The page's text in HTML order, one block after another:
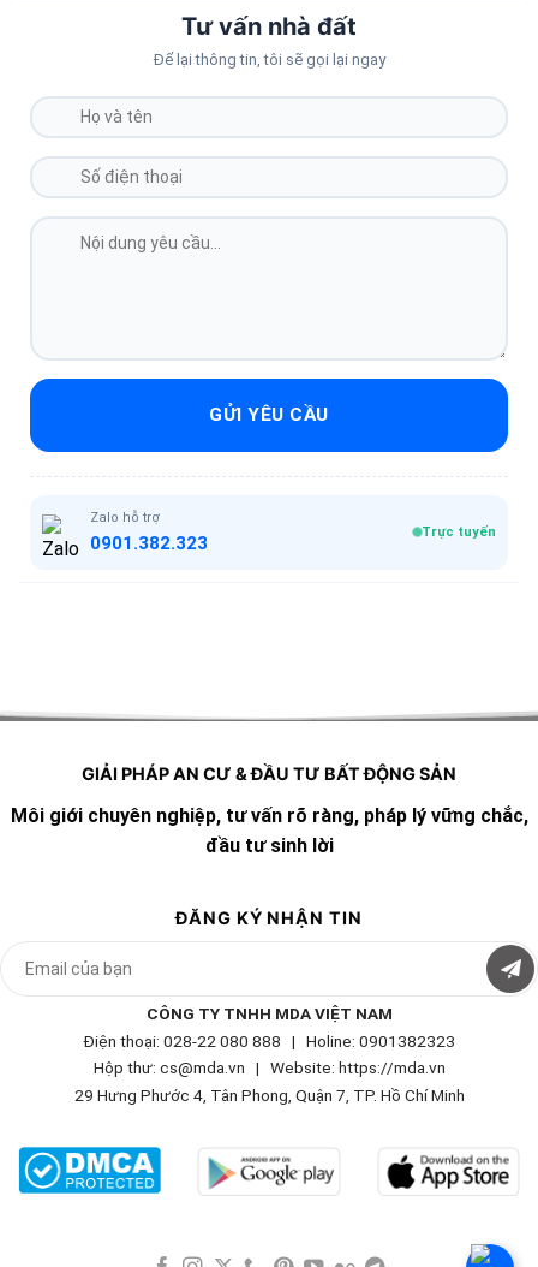
Tư vấn nhà đất
Để lại thông tin, tôi sẽ gọi lại ngay
GỬI YÊU CẦU
Zalo hỗ trợ
0901.382.323 Trực tuyến
GIẢI PHÁP AN CƯ & ĐẦU TƯ BẤT ĐỘNG SẢN
Môi giới chuyên nghiệp, tư vấn rõ ràng, pháp lý vững chắc,
đầu tư sinh lời
ĐĂNG KÝ NHẬN TIN
CÔNG TY TNHH MDA VIỆT NAM
Điện thoại: 028-22 080 888 | Holine: 0901382323
Hộp thư: cs@mda.vn | Website: https://mda.vn
29 Hưng Phước 4, Tân Phong, Quận 7, TP. Hồ Chí Minh